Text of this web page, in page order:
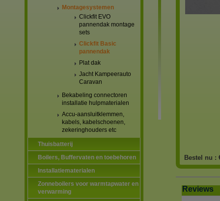
Montagesystemen
Clickfit EVO
pannendak montage
sets
Clickfit Basic
pannendak
Plat dak
Jacht Kampeerauto
Caravan
Bekabeling connectoren
installatie hulpmaterialen
Accu-aansluitklemmen,
kabels, kabelschoenen,
zekeringhouders etc
Thuisbatterij
Boilers, Buffervaten en toebehoren
Installatiematerialen
Zonneboilers voor warmtapwater en
verwarming
Bestel nu :
Reviews